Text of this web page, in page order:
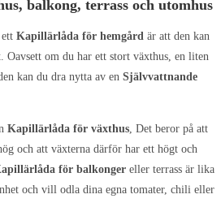
balkong, terrass och utomhus
Kapillärlåda för hemgård är att den kan
Oavsett om du har ett stort växthus, en liten
kan du dra nytta av en Självvattnande
Kapillärlåda för växthus, Det beror på att
och att växterna därför har ett högt och
för balkonger eller terrass är lika
och vill odla dina egna tomater, chili eller